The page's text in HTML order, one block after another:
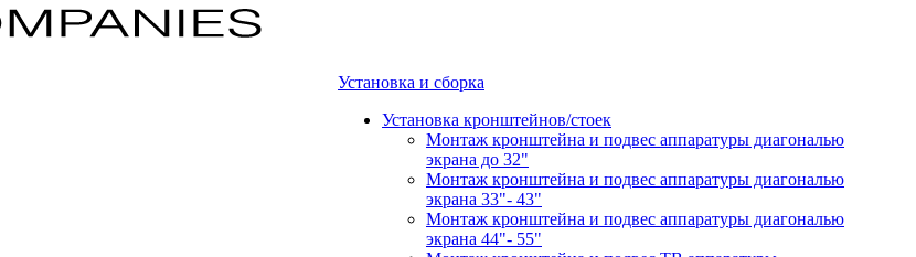
Установка и сборка
Установка кронштейнов/стоек
Монтаж кронштейна и подвес аппаратуры диагональю
экрана до 32"
Монтаж кронштейна и подвес аппаратуры диагональю
экрана 33"- 43"
Монтаж кронштейна и подвес аппаратуры диагональю
экрана 44"- 55"